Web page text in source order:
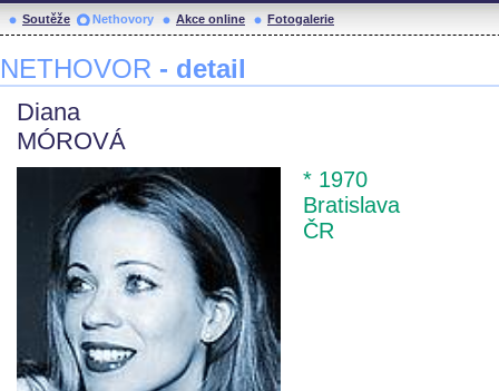
Soutěže Nethovory Akce online Fotogalerie
NETHOVOR - detail
Diana
MÓROVÁ
* 1970
Bratislava
ČR